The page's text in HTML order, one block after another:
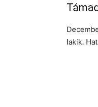
lakik.